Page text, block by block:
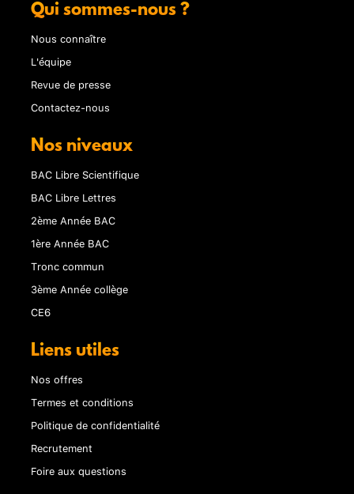
Qui sommes-nous ?
Nous connaître
L'équipe
Revue de presse
Contactez-nous
Nos niveaux
BAC Libre Scientifique
BAC Libre Lettres
2ème Année BAC
1ère Année BAC
Tronc commun
3ème Année collège
CE6
Liens utiles
Nos offres
Termes et conditions
Politique de confidentialité
Recrutement
Foire aux questions